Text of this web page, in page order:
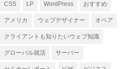
CSS LP WordPress おすすめ
アメリカ ウェブデザイナー オペア
クライアントも知りたいウェブ知識
グローバル就活 サーバー